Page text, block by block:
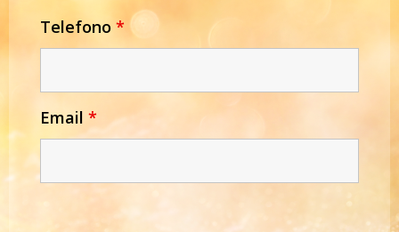
Telefono *
Email *